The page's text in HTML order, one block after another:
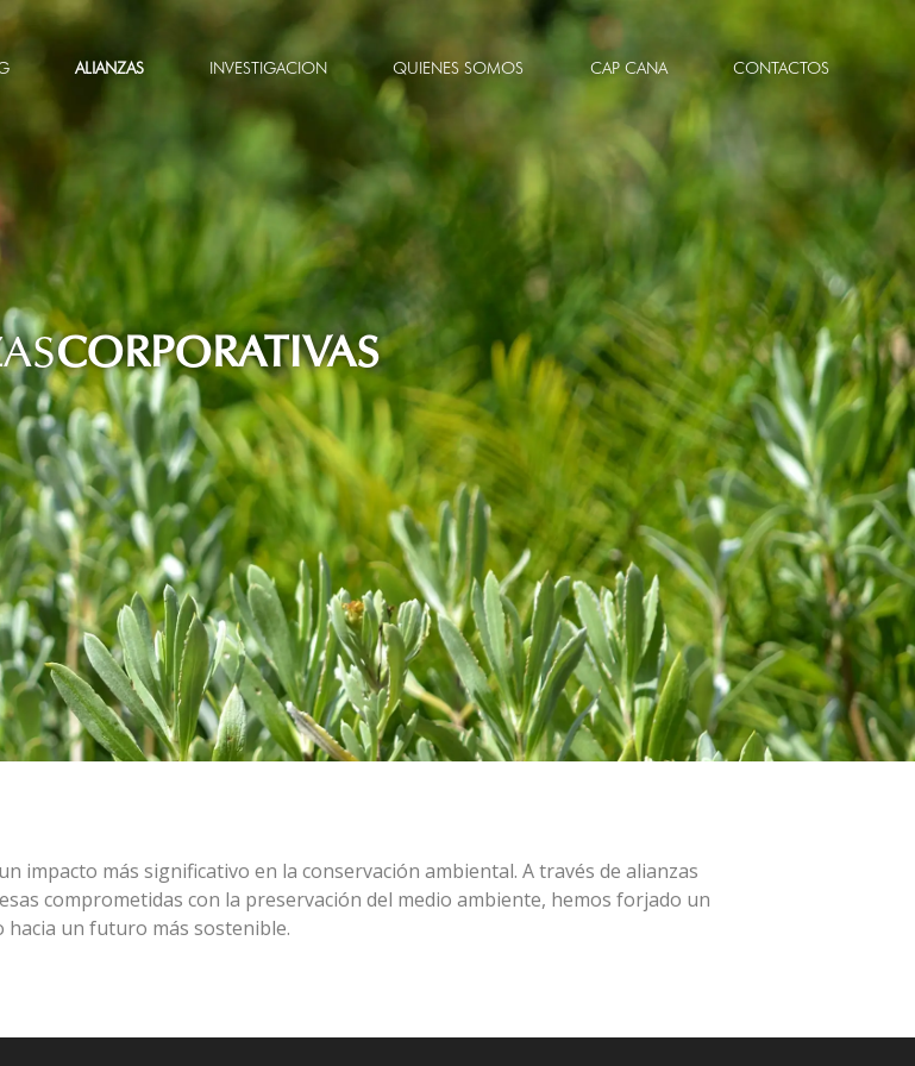
ALIANZAS INVESTIGACION QUIENES SOMOS CAP CANA CONTACTOS
CORPORATIVAS
impacto más significativo en la conservación ambiental. A través de alianzas
comprometidas con la preservación del medio ambiente, hemos forjado un
hacia un futuro más sostenible.